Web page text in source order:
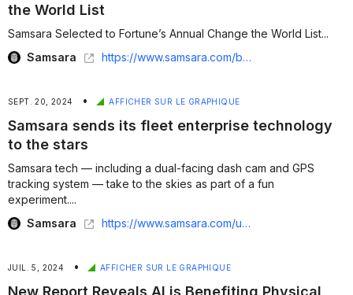
the World List
Samsara Selected to Fortune’s Annual Change the World List...
Samsara
https://www.samsara.com/blog/fortunes-annual-change-the-world
SEPT. 20, 2024 • AFFICHER SUR LE GRAPHIQUE
Samsara sends its fleet enterprise technology
to the stars
Samsara tech — including a dual-facing dash cam and GPS
tracking system — take to the skies as part of a fun
experiment....
Samsara
https://www.samsara.com/uk/blog/samsara-sends-its-fleet-enterprise-technology-to-space
JUIL. 5, 2024 • AFFICHER SUR LE GRAPHIQUE
New Report Reveals AI is Benefiting Physical